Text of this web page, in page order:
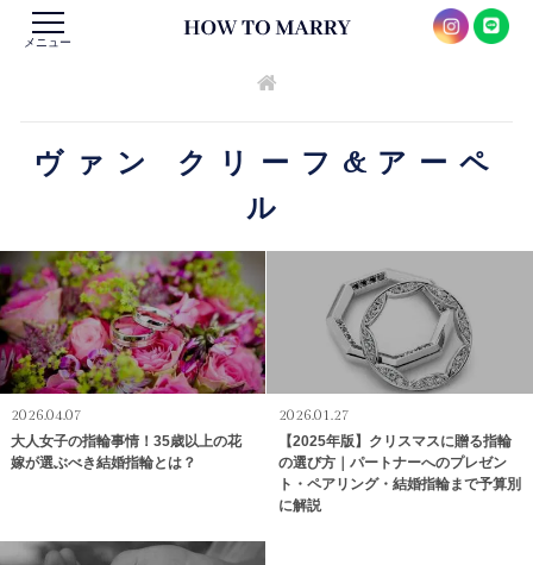
メニュー
ヴァン クリーフ&アーペ
ル
2026.04.07
大人女子の指輪事情！35歳以上の花
嫁が選ぶべき結婚指輪とは？
2026.01.27
【2025年版】クリスマスに贈る指輪
の選び方｜パートナーへのプレゼン
ト・ペアリング・結婚指輪まで予算別
に解説